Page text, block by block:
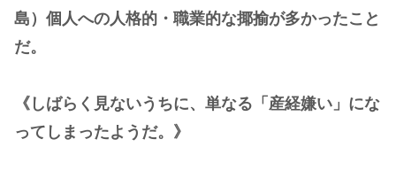
島）個人への人格的・職業的な揶揄が多かったこと
だ。
《しばらく見ないうちに、単なる「産経嫌い」にな
ってしまったようだ。》